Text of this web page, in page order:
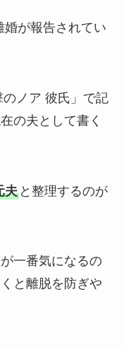
婚が報告されてい
ノア 彼氏」で記
の夫として書く
夫と整理するのが
一番気になるの
と離脱を防ぎや